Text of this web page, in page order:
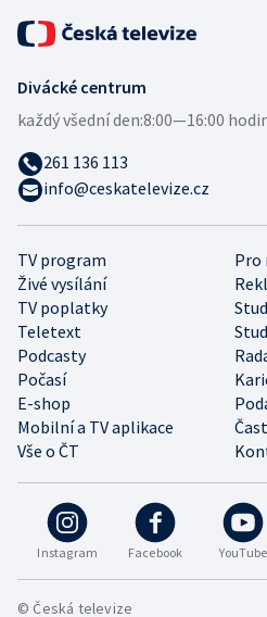
Instagram Facebook YouTube
TV program
Pro
Živé vysílání
TV poplatky
Teletext
Podcasty
Počasí
E-shop
Mobilní a TV aplikace
Vše o ČT
Divácké centrum
každý všední den:8:00—16:00
261 136 113
info@ceskatelevize.cz
© Česká televize